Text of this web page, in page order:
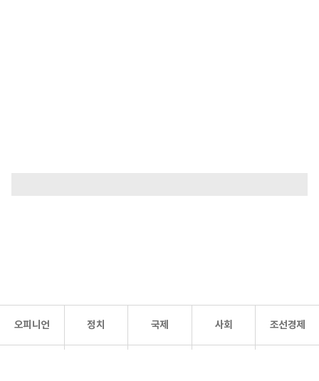
오피니언 정치 국제 사회 조선경제